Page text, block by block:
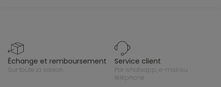
échange et remboursement
sur toute la saison
service client
par whatsapp, e-mail ou
téléphone